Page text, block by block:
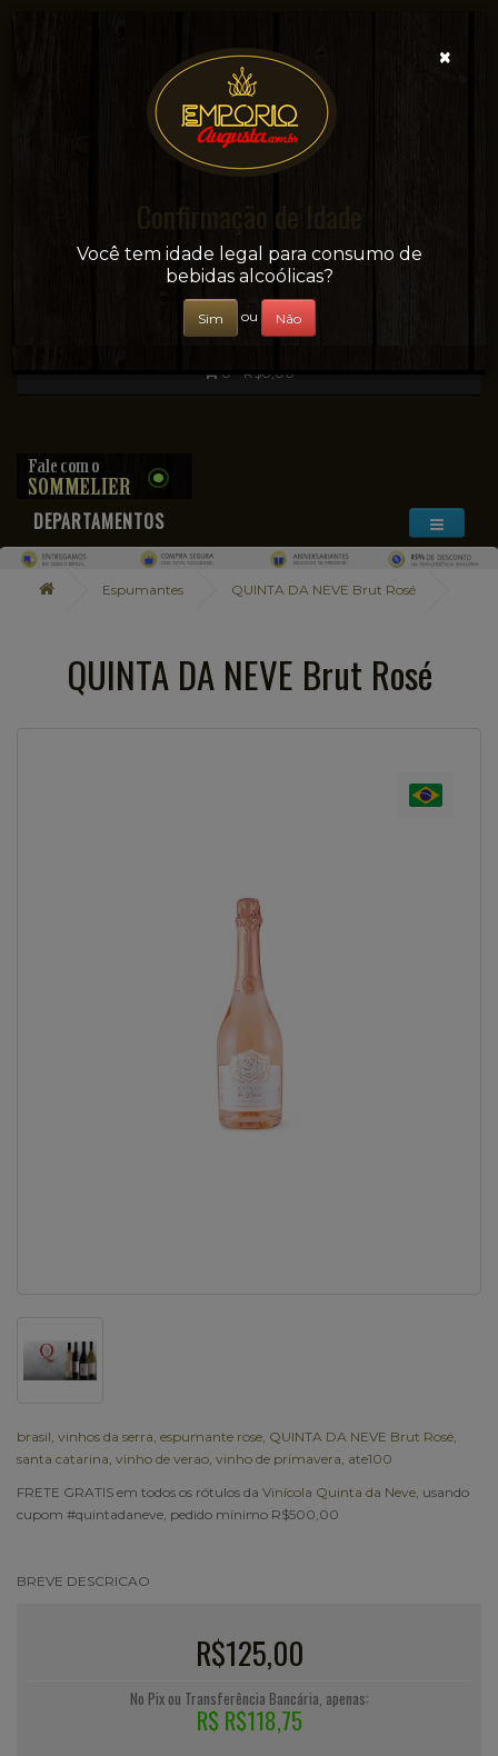
Sua conveniência e adega on-line!
0 - R$0,00
DEPARTAMENTOS
Espumantes QUINTA DA NEVE Brut Rosé
QUINTA DA NEVE Brut Rosé
brasil vinhos da serra espumante rose QUINTA DA NEVE Brut Rosé
santa catarina vinho de verao vinho de primavera ate100
FRETE GRATIS em todos os rótulos da Vinícola Quinta da Neve , usando
cupom #quintadaneve, pedido mínimo R$500,00
BREVE DESCRICAO
R$125,00
No Pix ou Transferência Bancária, apenas:
R$ R$118,75
×
Confirmação de Idade
Você tem idade legal para consumo de
bebidas alcoólicas?
Sim ou Não